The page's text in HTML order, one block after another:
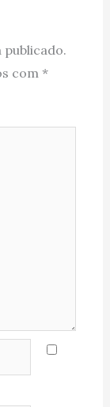
publicado.
com *